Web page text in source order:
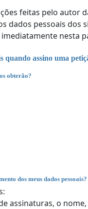
feitas pelo autor
dados pessoais
nesta
quando assino uma
obterão?
dos meus dados pessoais?
assinaturas, o